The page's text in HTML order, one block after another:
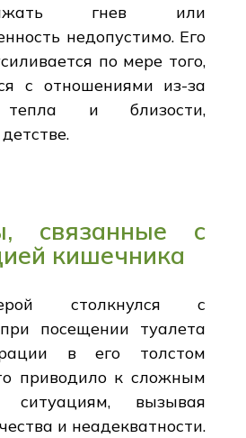
гнев или
недопустимо. Его
по мере того,
с отношениями из-за
тепла и близости,
связанные с
кишечника
столкнулся с
посещении туалета
в его толстом
приводило к сложным
вызывая
и неадекватности.